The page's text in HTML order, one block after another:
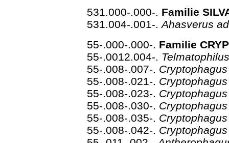
531.000-.000-. Familie
531.004-.001-.Ahasverus
55-.000-.000-. Familie
55-.0012.004-.
55-.008-.007-.
55-.008-.021-.
55-.008-.023-.
55-.008-.030-.
55-.008-.035-.
55-.008-.042-.